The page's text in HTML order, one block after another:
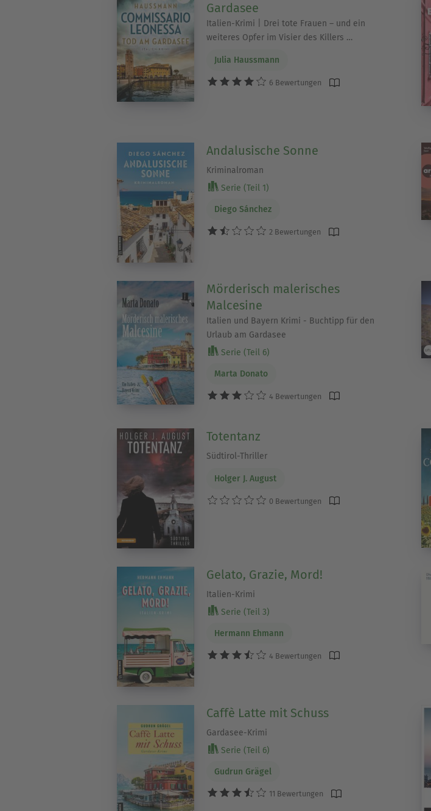
Gardasee
Italien-Krimi | Drei tote Frauen – und ein
weiteres Opfer im Visier des Killers …
Julia Haussmann
6 Bewertungen
Andalusische Sonne
Kriminalroman
Serie (Teil 1)
Diego Sánchez
2 Bewertungen
Mörderisch malerisches
Malcesine
Italien und Bayern Krimi - Buchtipp für den
Urlaub am Gardasee
Serie (Teil 6)
Marta Donato
4 Bewertungen
Totentanz
Südtirol-Thriller
Holger J. August
0 Bewertungen
Gelato, Grazie, Mord!
Italien-Krimi
Serie (Teil 3)
Hermann Ehmann
4 Bewertungen
Caffè Latte mit Schuss
Gardasee-Krimi
Serie (Teil 6)
Gudrun Grägel
11 Bewertungen